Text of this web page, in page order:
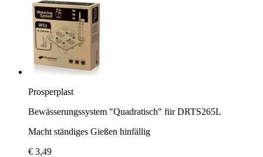
Prosperplast
Bewässerungssystem "Quadratisch" für DRTS265L
Macht ständiges Gießen hinfällig
€ 3,49